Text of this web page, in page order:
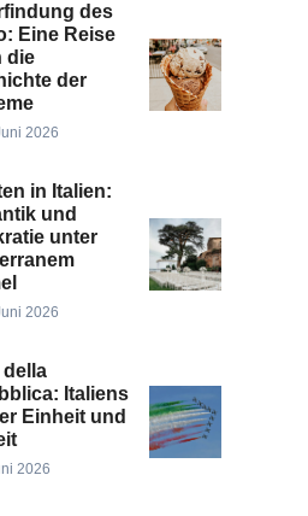
des
Eine Reise
die
der
2026
in Italien:
und
unter
2026
della
Italiens
Einheit und
2026